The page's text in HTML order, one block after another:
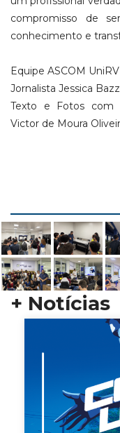
compromisso de
conhecimento e
Equipe ASCOM UniRV
Jornalista Jessica
Texto e Fotos com
Victor de Moura
+ Notícias